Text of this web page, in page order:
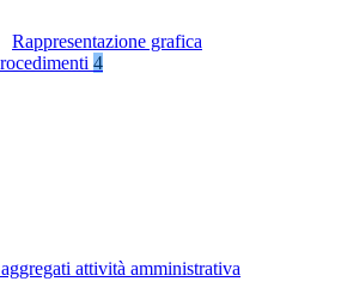
Rappresentazione grafica
4
attività amministrativa